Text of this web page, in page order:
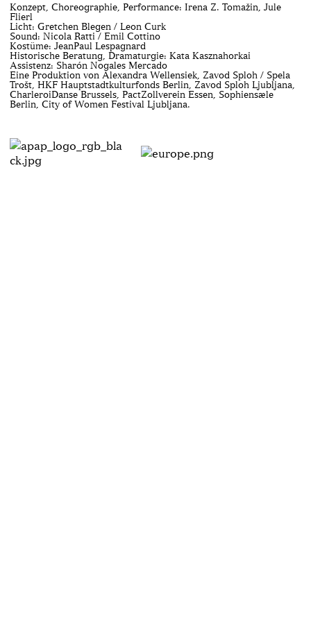
Konzept, Choreographie, Performance: Irena Z. Tomažin, Jule
Flierl
Licht: Gretchen Blegen / Leon Curk
Sound: Nicola Ratti / Emil Cottino
Kostüme: Jean­Paul Lespagnard
Historische Beratung, Dramaturgie: Kata Kasznahorkai
Assistenz: Sharón Nogales Mercado
Eine Produktion von Alexandra Wellensiek, Zavod Sploh / Spela
Trošt, HKF Hauptstadtkulturfonds Berlin, Zavod Sploh Ljubljana,
CharleroiDanse Brussels, Pact­Zollverein Essen, Sophiensæle
Berlin, City of Women Festival Ljubljana.